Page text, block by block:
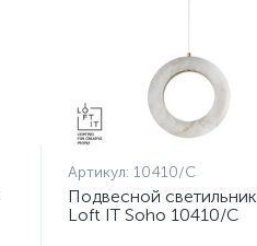
Артикул: 10410/C
Подвесной светильник
Loft IT Soho 10410/C